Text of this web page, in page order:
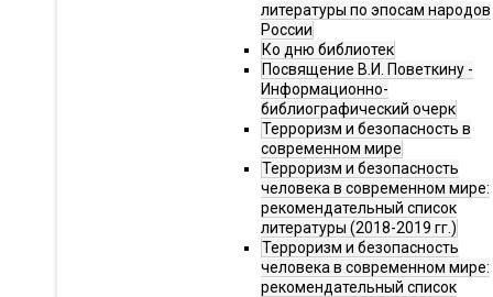
литературы по эпосам народов
России
Ко дню библиотек
Посвящение В.И. Поветкину -
Информационно-
библиографический очерк
Терроризм и безопасность в
современном мире
Терроризм и безопасность
человека в современном мире:
рекомендательный список
литературы (2018-2019 гг.)
Терроризм и безопасность
человека в современном мире:
рекомендательный список